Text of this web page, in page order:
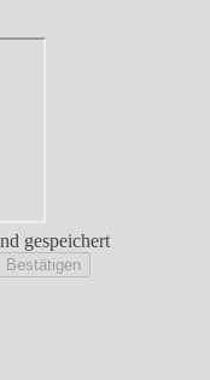
gespeichert
Bestätigen